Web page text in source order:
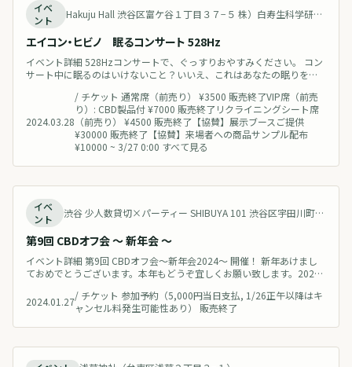
イベ
ント
Hakuju Hall 渋谷区富ケ谷１丁目３７−５ 株）白寿生科学研究所 本社ビル7F Japan 地図を見る
エイコン・ヒビノ 眠るコンサート 528Hz
イベント詳細 528Hzコンサートで、ぐっすりおやすみください。 コン
サート中に眠るのはいけないこと？いいえ、これはあなたの眠りを誘
ドが静かに流れています。 心地よく設計されたシートで、開演までの
時間をゆったりとお寛ぎください。 そして開演時間をむかえます。 静
かに客電が暗くなり、エイコン・ヒビノの演奏が始まります。エイコ
2024.03.28
/ チケット 通常席（前売り） ¥3500 販売終了VIP席（前売
り）: CBD製品付 ¥7000 販売終了リクライニングシート席
（前売り） ¥4500 販売終了【協賛】展示ブースご提供
¥30000 販売終了【協賛】来場者への商品サンプル配布
¥10000 ~ 3/27 0:00 すべて見る
イベ
ント
渋谷 少人数貸切×パーティー SHIBUYA 101 渋谷区宇田川町３４−６ M&Iビル ３F A号室 Japan 地図を見る
第9回 CBDオフ会 〜 新年会 〜
イベント詳細 第9回 CBDオフ会〜新年会2024〜 開催！ 新年あけまし
ておめでとうございます。本年もどうぞ宜しくお願い致します。2024
す！今年は新たに法改正があります。CBD/カンナビノイド/ヘンプ産業
にとって歴史的な一年の幕開けを皆さんで盛り上げましょう！交流、
2024.01.27/ チケット 参加予約（5,000円当日支払, 1/26正午以降はキ
ャンセル料発生可能性あり） 販売終了